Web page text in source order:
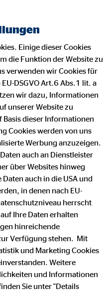
an unserem
besonders hohen
AG.
Daten, beispielsweise
Adresse oder
erfolgt stets im
und in
Vermögensberatung AG
möchte unser
Art, Umfang und Zweck
und verarbeiteten
Ferner werden
über
Einige dieser Cookies
die Funktion der Website zu
verwenden wir Cookies für
DSGVO Art.6 Abs.1 lit. a
wir dazu, Informationen
unserer Website zu
Basis dieser Informationen
Cookies werden von uns
Werbung anzuzeigen.
auch an Dienstleister
über Websites hinweg
auch in die USA und
in denen nach EU-
herrscht
Ihre Daten erhalten
hinreichende
Verfügung stehen. Mit
und Marketing Cookies
Weitere
und Informationen
Sie unter "Details